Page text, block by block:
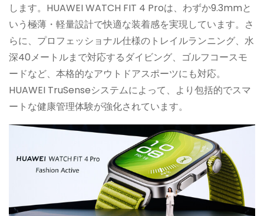
します。HUAWEI WATCH FIT 4 Proは、わずか9.3mmと
いう極薄・軽量設計で快適な装着感を実現しています。さ
らに、プロフェッショナル仕様のトレイルランニング、水
深40メートルまで対応するダイビング、ゴルフコースモ
ードなど、本格的なアウトドアスポーツにも対応。
HUAWEI TruSenseシステムによって、より包括的でスマ
ートな健康管理体験が強化されています。